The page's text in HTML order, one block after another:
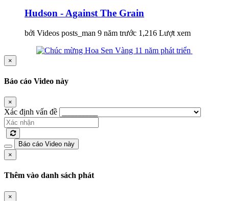
Hudson - Against The Grain
bởi Videos posts_man 9 năm trước 1,216 Lượt xem
×
Báo cáo Video này
×
Xác định vấn đề
Báo cáo Video này
×
Thêm vào danh sách phát
×